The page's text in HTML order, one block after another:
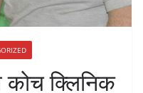
कोच क्लिनिक